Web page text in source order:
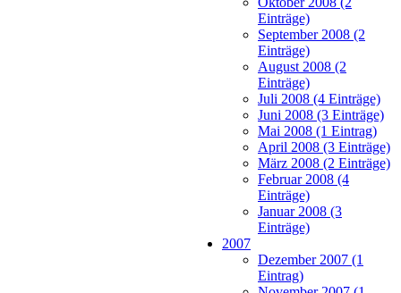
Einträge)
September 2008 (2
Einträge)
August 2008 (2
Einträge)
Juli 2008 (4 Einträge)
Juni 2008 (3 Einträge)
Mai 2008 (1 Eintrag)
April 2008 (3 Einträge)
März 2008 (2 Einträge)
Februar 2008 (4
Einträge)
Januar 2008 (3
Einträge)
2007
Dezember 2007 (1
Eintrag)